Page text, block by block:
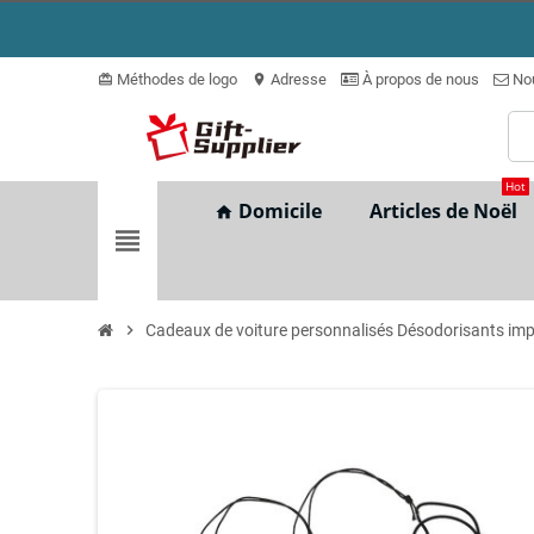
card_giftcard Méthodes de logo location_on Adresse À propos de nous
view_headline
home Domicile Articles de Noël
Hot
chevron_right Cadeaux de voiture personnalisés Désodorisants